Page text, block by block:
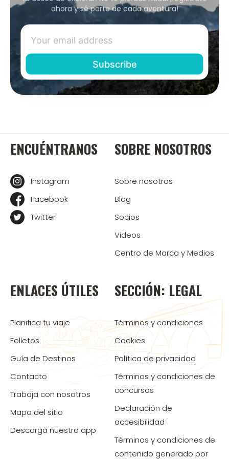
ahora y sé parte de cada aventura!
ENCUÉNTRANOS
Instagram
Facebook
Twitter
SOBRE NOSOTROS
Sobre nosotros
Blog
Socios
Videos
Centro de Marca y Medios
ENLACES ÚTILES
Planifica tu viaje
Folletos
Guía de Destinos
Contacto
Trabaja con nosotros
Mapa del sitio
Descarga nuestra app
SECCIÓN: LEGAL
Términos y condiciones
Cookies
Política de privacidad
Términos y condiciones de
concursos
Declaración de
accesibilidad
Términos y condiciones de
contenido generado por